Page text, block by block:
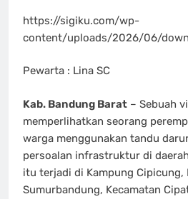
https://sigiku.com/wp-
content/uploads/2026/06/
Pewarta : Lina SC
Kab. Bandung Barat – Sebuah
memperlihatkan seorang
warga menggunakan tandu
persoalan infrastruktur di
itu terjadi di Kampung Cipicung,
Sumurbandung, Kecamatan